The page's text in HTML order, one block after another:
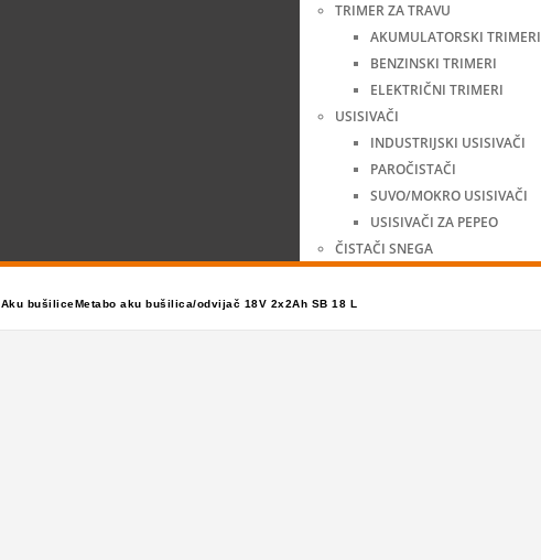
TRIMER ZA TRAVU
AKUMULATORSKI TRIMERI
BENZINSKI TRIMERI
ELEKTRIČNI TRIMERI
USISIVAČI
INDUSTRIJSKI USISIVAČI
PAROČISTAČI
SUVO/MOKRO USISIVAČI
USISIVAČI ZA PEPEO
ČISTAČI SNEGA
Aku bušiliceMetabo aku bušilica/odvijač 18V 2x2Ah SB 18 L